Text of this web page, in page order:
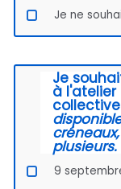
Je ne
Je
à l'atelier
plusieurs.
9